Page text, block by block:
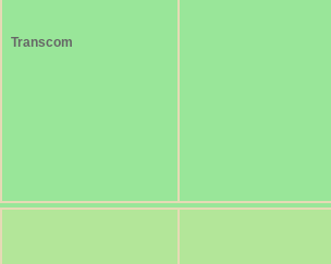
Transcom